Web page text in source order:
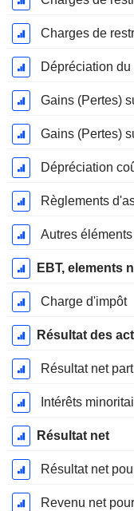
Dépréciation du
Gains (Pertes)
Gains (Pertes)
Dépréciation
Règlements
Autres
EBT, elements
Charge d'impôt
Résultat des
Résultat net
Intérêts
Résultat net